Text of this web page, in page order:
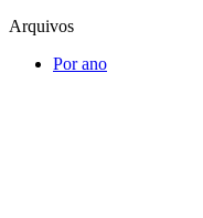
Arquivos
Por ano